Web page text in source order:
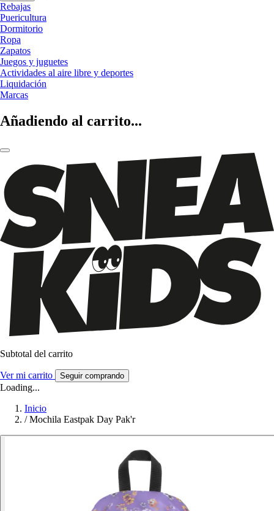
Rebajas
Puericultura
Dormitorio
Ropa
Zapatos
Juegos y juguetes
Actividades al aire libre y deportes
Liquidación
Marcas
Añadiendo al carrito...
Subtotal del carrito
Ver mi carrito Seguir comprando
Loading...
Inicio
/ Mochila Eastpak Day Pak'r